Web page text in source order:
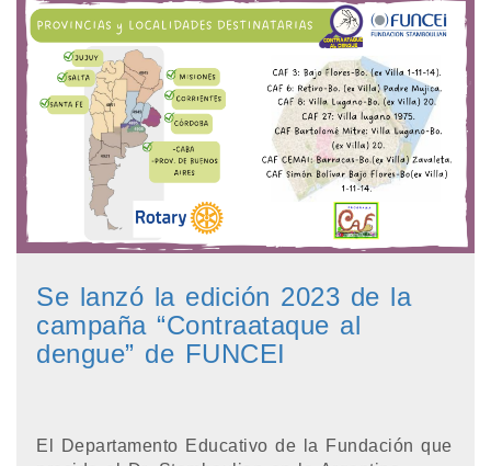
Se lanzó la edición 2023 de la
campaña “Contraataque al
dengue” de FUNCEI
El Departamento Educativo de la Fundación que